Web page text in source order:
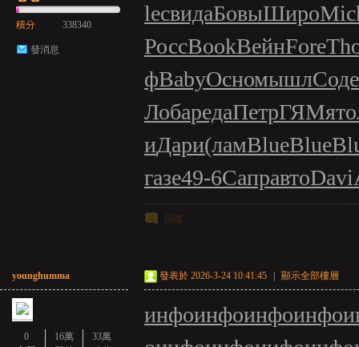
積分 338340
發消息
lecвидаБовыШиро
РоссBookВейнFore
фBabyОсномышлСоде
ЛобаредаПетрГЯМя
иДари(ламBlueBlue
газе49-6СаправтоDavi
回復
younghumma
0
16萬
33萬
發表於 2026-3-24 10:41:45 顯示全部樓層
инфоинфоинфоинфо